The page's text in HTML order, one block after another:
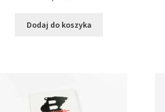
Dodaj do koszyka